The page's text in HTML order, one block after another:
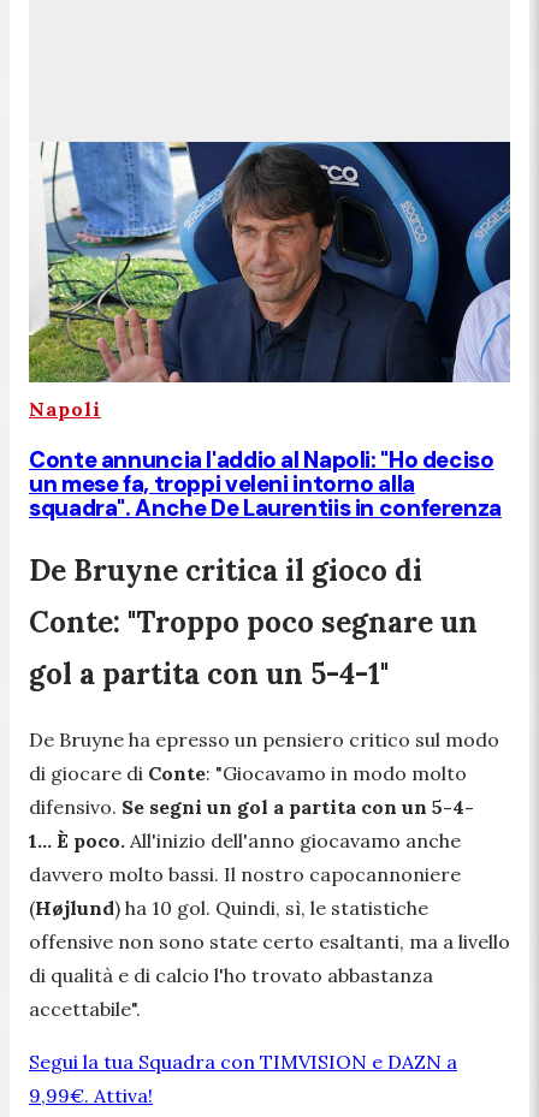
Napoli
Conte annuncia l'addio al Napoli: "Ho deciso
un mese fa, troppi veleni intorno alla
squadra". Anche De Laurentiis in conferenza
De Bruyne critica il gioco di
Conte: "Troppo poco segnare un
gol a partita con un 5-4-1"
De Bruyne ha epresso un pensiero critico sul modo
di giocare di Conte: "Giocavamo in modo molto
difensivo. Se segni un gol a partita con un 5-4-
1... È poco. All'inizio dell'anno giocavamo anche
davvero molto bassi. Il nostro capocannoniere
(Højlund) ha 10 gol. Quindi, sì, le statistiche
offensive non sono state certo esaltanti, ma a livello
di qualità e di calcio l'ho trovato abbastanza
accettabile".
Segui la tua Squadra con TIMVISION e DAZN a
9,99€. Attiva!